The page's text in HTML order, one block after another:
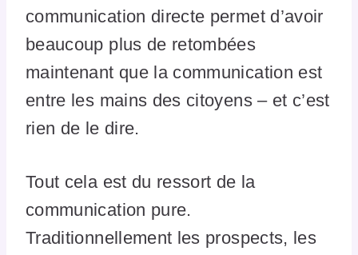
communication directe permet d’avoir
beaucoup plus de retombées
maintenant que la communication est
entre les mains des citoyens – et c’est
rien de le dire.
Tout cela est du ressort de la
communication pure.
Traditionnellement les prospects, les